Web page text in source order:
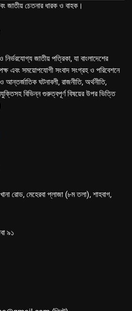
জাতীয় চেতনার ধারক ও বাহক।
জাতীয় পত্রিকা, যা বাংলাদেশের
এবং সময়োপযোগী সংবাদ সংগ্রহ ও পরিবেশনে
আন্তর্জাতিক ঘটনাবলী, রাজনীতি, অর্থনীতি,
বিভিন্ন গুরুত্বপূর্ণ বিষয়ের উপর ভিত্তি
রোড, মেহেরবা প্লাজা (৮ম তলা), শাহবাগ,
৯১